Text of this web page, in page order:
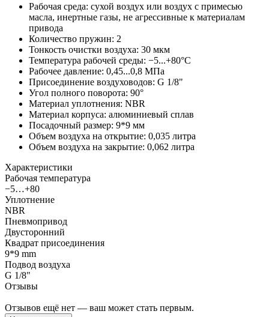
Рабочая среда: сухой воздух или воздух с примесью
масла, инертные газы, не агрессивные к материалам
привода
Количество пружин: 2
Тонкость очистки воздуха: 30 мкм
Температура рабочей среды: −5...+80°С
Рабочее давление: 0,45...0,8 МПа
Присоединение воздуховодов: G 1/8"
Угол полного поворота: 90°
Материал уплотнения: NBR
Материал корпуса: алюминиевый сплав
Посадочный размер: 9*9 мм
Объем воздуха на открытие: 0,035 литра
Объем воздуха на закрытие: 0,062 литра
Характеристики
Рабочая температура
−5…+80
Уплотнение
NBR
Пневмопривод
Двусторонний
Квадрат присоединения
9*9 mm
Подвод воздуха
G 1/8"
Отзывы
Отзывов ещё нет — ваш может стать первым.